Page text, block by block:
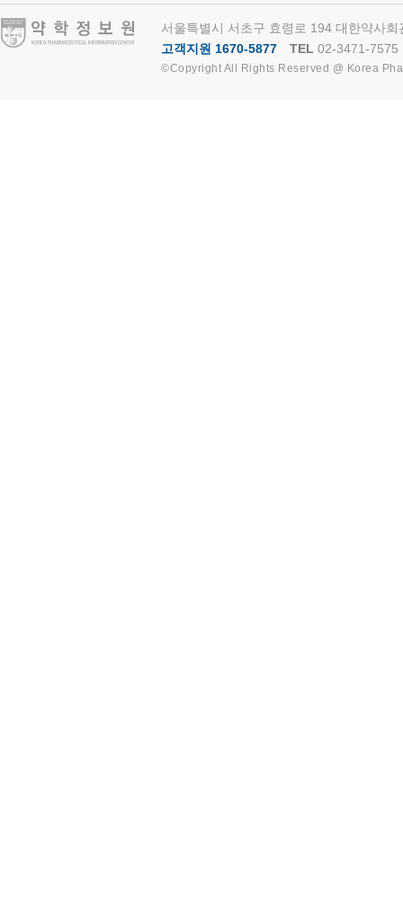
약학정보원
서울특별시 서초구 효령로 194 대한약사
고객지원 1670-5877
TEL 02-3471-7575
©Copyright All Rights Reserved @ Korea